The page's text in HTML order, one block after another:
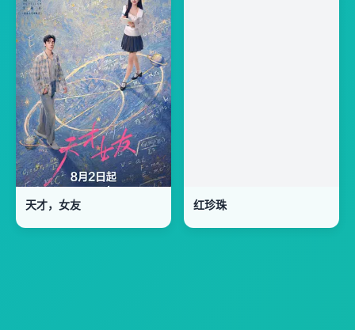
天才，女友 红珍珠